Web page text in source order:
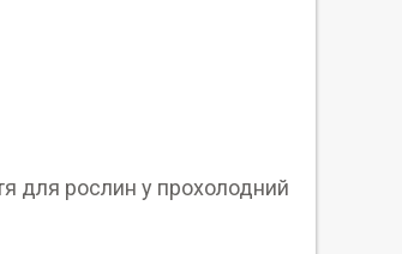
для рослин у прохолодний